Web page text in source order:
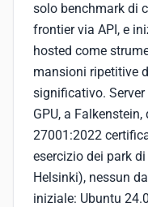
solo benchmark di
frontier via API, e
hosted come
mansioni ripetitive
significativo.
GPU, a
27001:2022
esercizio dei park
Helsinki), nessun
iniziale: Ubuntu